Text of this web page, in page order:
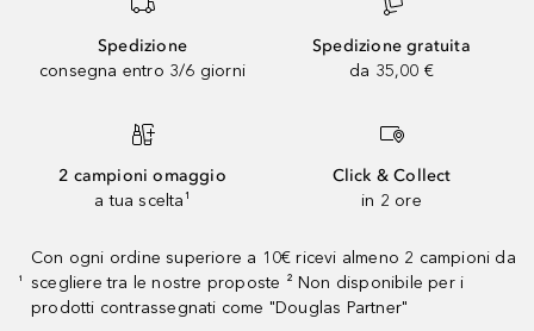
Spedizione
consegna entro 3/6 giorni
Spedizione gratuita
da 35,00 €
2 campioni omaggio
a tua scelta¹
Click & Collect
in 2 ore
¹
Con ogni ordine superiore a 10€ ricevi almeno 2 campioni da
scegliere tra le nostre proposte ² Non disponibile per i
prodotti contrassegnati come "Douglas Partner"